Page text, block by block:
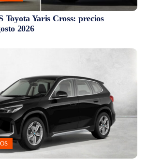
Toyota Yaris Cross: precios
2026